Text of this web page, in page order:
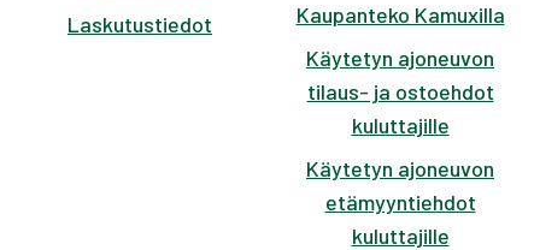
Laskutustiedot
Kaupanteko Kamuxilla
Käytetyn ajoneuvon
tilaus- ja ostoehdot
kuluttajille
Käytetyn ajoneuvon
etämyyntiehdot
kuluttajille